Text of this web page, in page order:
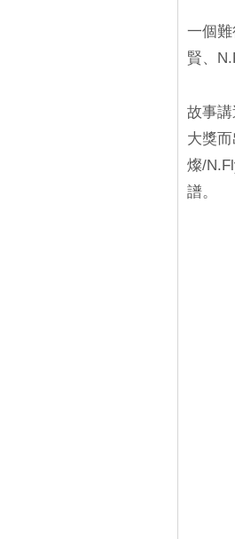
一個
賢、
故事
大獎
燦/
譜。